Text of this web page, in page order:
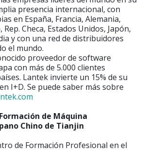
presencia internacional, con
en España, Francia, Alemania,
Checa, Estados Unidos, Japón,
y con una red de distribuidores
el mundo.
proveedor de software
con más de 5.000 clientes
Lantek invierte un 15% de su
I+D. Se puede saber más sobre
de Máquina
Chino de Tianjin
de Formación Profesional en el